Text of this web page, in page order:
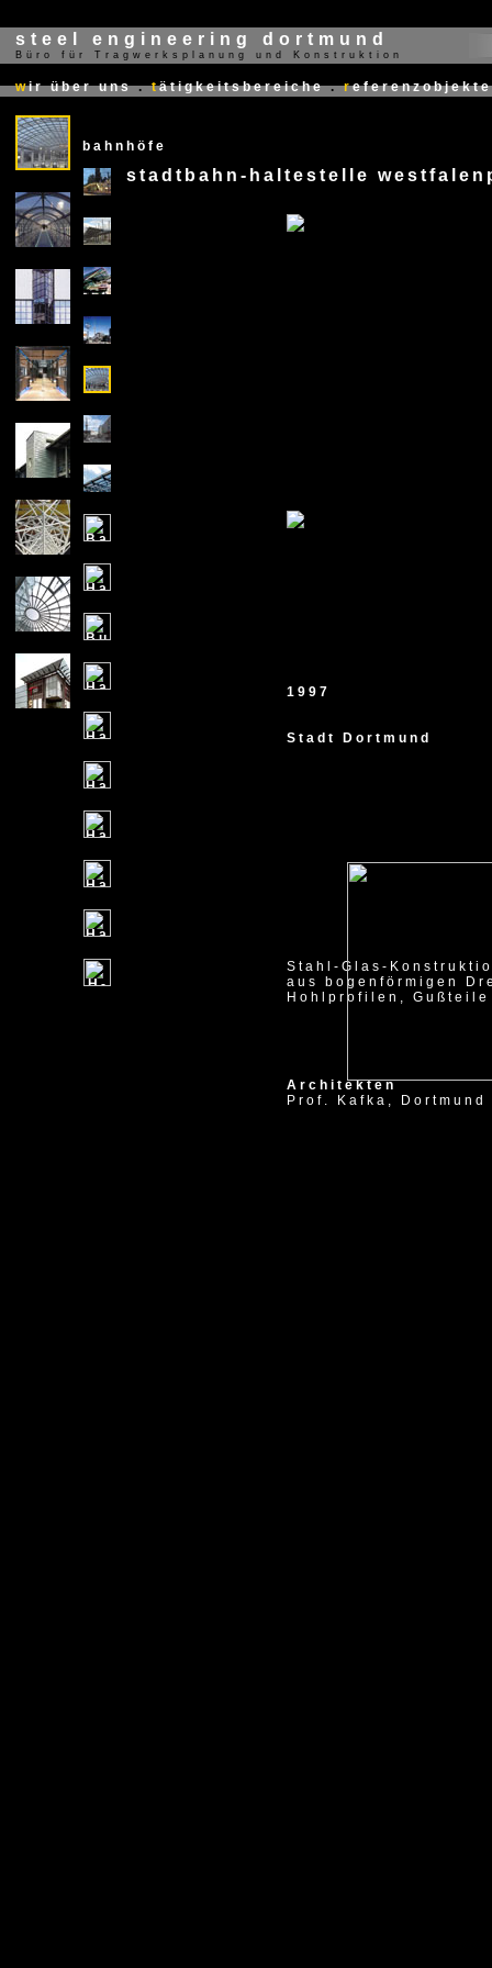
steel engineering dortmund
Büro für Tragwerksplanung und Konstruktion
wir über uns . tätigkeitsbereiche . referenzobjekte
bahnhöfe
X
stadtbahn-haltestelle
1997
Stadt Dortmund
Stahl-Glas-
aus bogenförmigen
Hohlprofilen,
Architekten
Prof. Kafka,